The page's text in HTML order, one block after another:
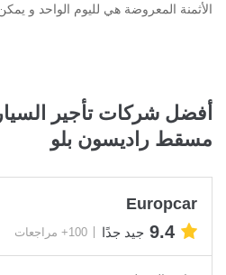
الأثمنة المعروضة هي لليوم الواحد و
أفضل شركات تأجير
مسقط راديسون بلو
Europcar
9.4 جيد جدًا 100+ مراجعات